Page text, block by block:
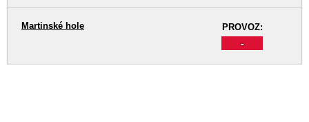
PROVOZ:
-
Martinské hole